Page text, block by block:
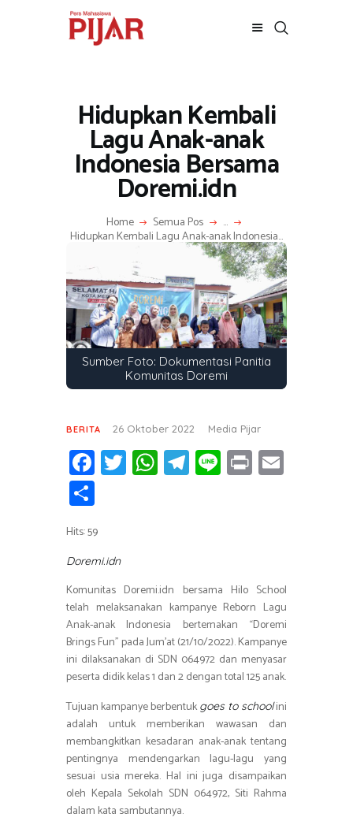
Hidupkan Kembali
Lagu Anak-anak
Indonesia Bersama
Doremi.idn
Home Semua Pos ...
Hidupkan Kembali Lagu Anak-anak Indonesia...
Sumber Foto: Dokumentasi Panitia
Komunitas Doremi
BERITA 26 Oktober 2022 Media Pijar
Fa
ce
o
ok
T
wi
W
h
p
p
T
el
m
Li
n
Pr
in
h
ar
e
Hits: 59
Doremi.idn
Komunitas Doremi.idn bersama Hilo School
telah melaksanakan kampanye Reborn Lagu
Anak-anak Indonesia bertemakan “Doremi
Brings Fun” pada Jum’at (21/10/2022). Kampanye
ini dilaksanakan di SDN 064972 dan menyasar
peserta didik kelas 1 dan 2 dengan total 125 anak.
Tujuan kampanye berbentukgoes to schoolini
adalah untuk memberikan wawasan dan
membangkitkan kesadaran anak-anak tentang
pentingnya mendengarkan lagu-lagu yang
sesuai usia mereka. Hal ini juga disampaikan
oleh Kepala Sekolah SDN 064972, Siti Rahma
dalam kata sambutannya.